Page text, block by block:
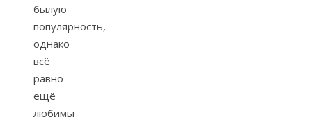
былую
популярность,
однако
всё
равно
ещё
любимы